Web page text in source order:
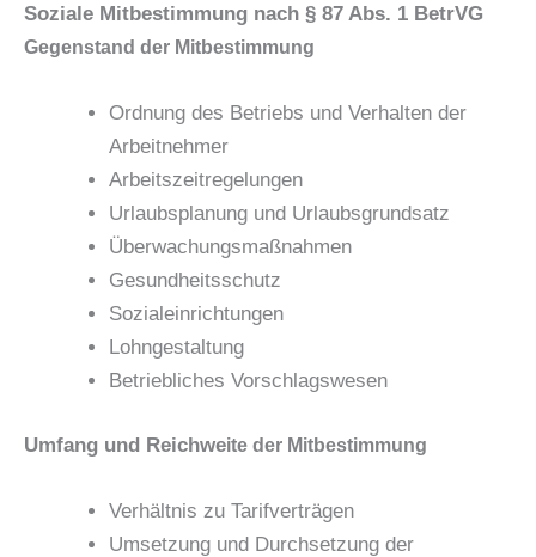
Soziale Mitbestimmung nach § 87 Abs. 1 BetrVG
Gegenstand der Mitbestimmung
Ordnung des Betriebs und Verhalten der
Arbeitnehmer
Arbeitszeitregelungen
Urlaubsplanung und Urlaubsgrundsatz
Überwachungsmaßnahmen
Gesundheitsschutz
Sozialeinrichtungen
Lohngestaltung
Betriebliches Vorschlagswesen
Umfang und Reichweite der Mitbestimmung
Verhältnis zu Tarifverträgen
Umsetzung und Durchsetzung der